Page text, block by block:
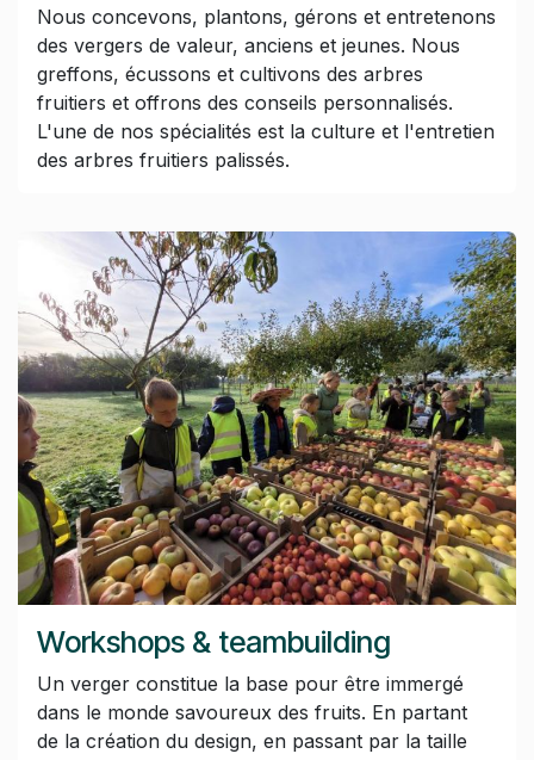
Nous concevons, plantons, gérons et entretenons
des vergers de valeur, anciens et jeunes. Nous
greffons, écussons et cultivons des arbres
fruitiers et offrons des conseils personnalisés.
L'une de nos spécialités est la culture et l'entretien
des arbres fruitiers palissés.
Workshops & teambuilding
Un verger constitue la base pour être immergé
dans le monde savoureux des fruits. En partant
de la création du design, en passant par la taille